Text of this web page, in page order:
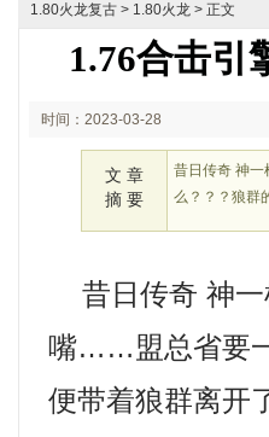
1.80火龙复古 > 1.80火龙 > 正文
1.76合击引
时间：2023-03-28
文 章
摘 要
昔日传奇 神
么？？？狼群
昔日传奇 神一
嘴……盟总省要
便带着狼群离开